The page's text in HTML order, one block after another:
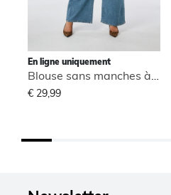
En ligne uniquement
€ 29,99